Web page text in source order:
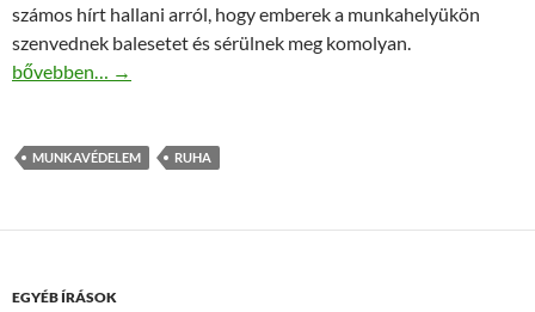
számos hírt hallani arról, hogy emberek a munkahelyükön
szenvednek balesetet és sérülnek meg komolyan.
Munkavédelmi ruházat kiváló minőségben
bővebben… →
MUNKAVÉDELEM RUHA
EGYÉB ÍRÁSOK